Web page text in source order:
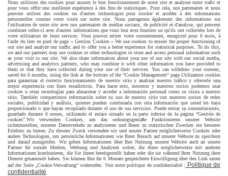
Livraison rapide
Nous utilisons des cookies pour assurer le bon fonctionnement de notre site et analyser notre trafic et
pour vous offrir une meilleure expérience à des fins de statistiques. Pour cela, nos partenaires et nous
peuvent utiliser des cookies ou d'autres technologies pour stocker et accéder à des informations
personnelles comme votre visite sur notre site. Nous partageons également des informations sur
l'utilisation de notre site avec nos partenaires de médias sociaux, de publicité et d'analyse, qui peuvent
combiner celles-ci avec d'autres informations que vous leur avez fournies ou qu'ils ont collectées lors de
votre utilisation de leurs services. Vous pouvez retirer votre consentement, enregistré pour 6 mois, à
l'aide du lien en pied de page « Gestion Cookies ». We use cookies to ensure the proper functioning of
our site and analyze our traffic and to offer you a better experience for statistical purposes. To do this,
we and our partners may use cookies or other technologies to store and access personal information such
as your visit to our site. We also share information about your use of our site with our social media,
advertising and analytics partners, who may combine it with other information you have provided to
them or that they have collected during your use of their services. You can withdraw your consent,
saved for 6 months, using the link at the bottom of the “Cookie Management” page. Utilizamos cookies
para garantizar el correcto funcionamiento de nuestro sitio y analizar nuestro tráfico y ofrecerle una
mejor experiencia con fines estadísticos. Para hacer esto, nosotros y nuestros socios podemos usar
cookies u otras tecnologías para almacenar y acceder a información personal como su visita a nuestro
sitio. También compartimos información sobre su uso de nuestro sitio con nuestros socios de redes
sociales, publicidad y análisis, quienes pueden combinarla con otra información que usted les haya
proporcionado o que hayan recopilado durante el uso de sus servicios. Puede retirar su consentimiento,
guardado durante 6 meses, utilizando el enlace situado en la parte inferior de la página “Gestión de
cookies”. Wir verwenden Cookies, um das ordnungsgemäße Funktionieren unserer Website
sicherzustellen, unseren Datenverkehr zu analysieren und Ihnen zu statistischen Zwecken ein besseres
Erlebnis zu bieten. Zu diesem Zweck verwenden wir und unsere Partner möglicherweise Cookies oder
andere Technologien, um persönliche Informationen wie Ihren Besuch auf unserer Website zu speichern
und darauf zuzugreifen. Wir geben Informationen über Ihre Nutzung unserer Website auch an unsere
Partner für soziale Medien, Werbung und Analysen weiter, die diese möglicherweise mit anderen
Informationen kombinieren, die Sie ihnen bereitgestellt haben oder die sie während Ihrer Nutzung ihrer
Dienste gesammelt haben. Sie können Ihre für 6 Monate gespeicherte Einwilligung über den Link unten
auf der Seite „Cookie-Verwaltung“ widerrufen. Voir notre politique de confidentialité :
Politique de
confidentialité